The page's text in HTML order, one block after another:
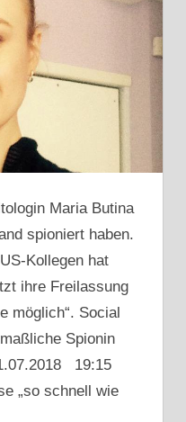
Maria Butina
spioniert haben.
Kollegen hat
ihre Freilassung
möglich“. Social
Spionin
19:15
„so schnell wie